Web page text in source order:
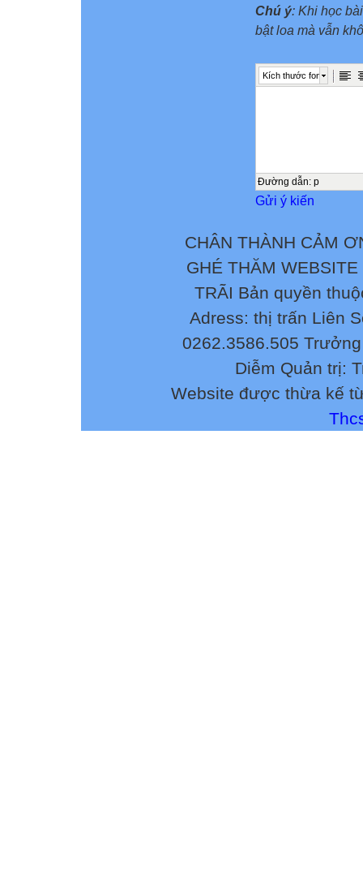
Chú ý: Khi học
bật loa mà vẫn
Kích thước font
Đường dẫn: p
Gửi ý kiến
CHÂN THÀNH CẢM
GHÉ THĂM
TRÃI Bản quyền
Adress: thị trấn Liên
0262.3586.505
Diễm Quản trị:
Website được thừa kế